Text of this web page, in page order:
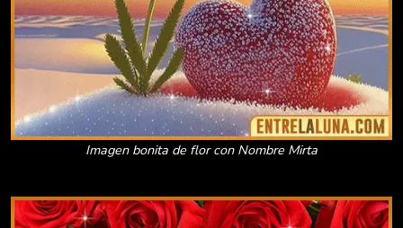
Imagen bonita de flor con Nombre Mirta